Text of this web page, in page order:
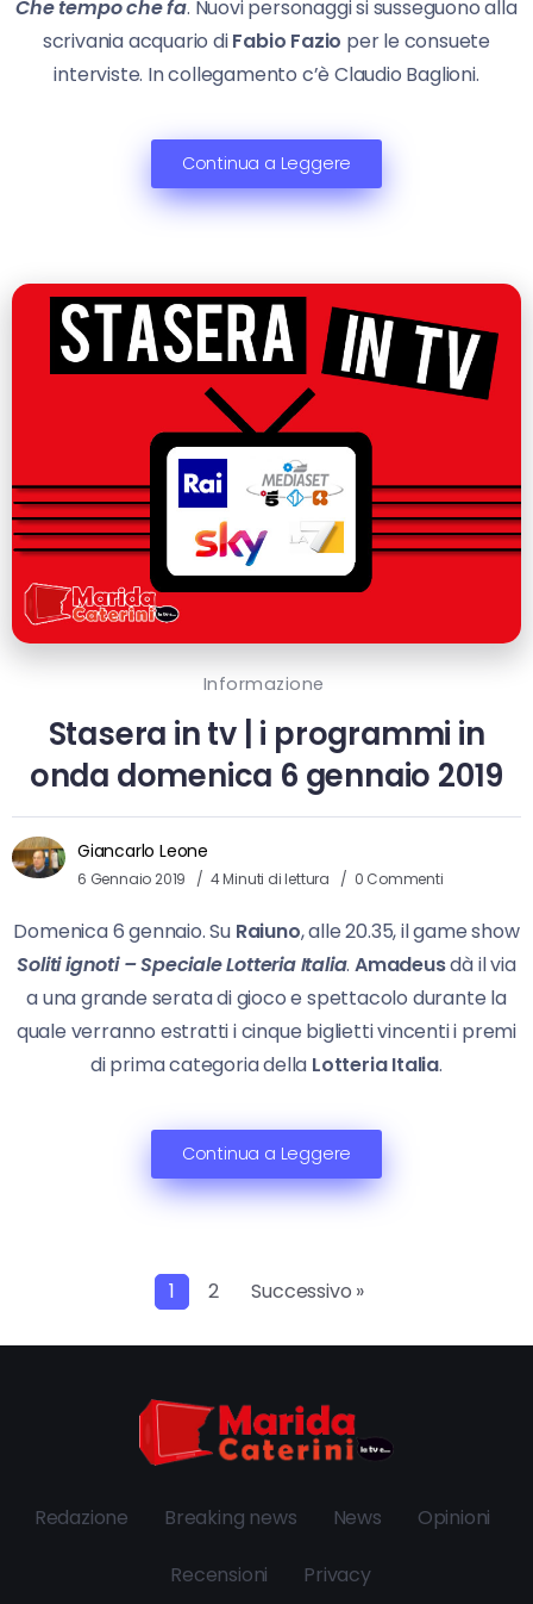
Che tempo che fa. Nuovi personaggi si susseguono alla
scrivania acquario diFabio Fazio per le consuete
interviste. In collegamento c’è Claudio Baglioni.
Continua a Leggere
Informazione
Stasera in tv | i programmi in
onda domenica 6 gennaio 2019
Giancarlo Leone
6 Gennaio 2019 4 Minuti di lettura 0 Commenti
Domenica 6 gennaio. Su Raiuno, alle 20.35, il game show
Soliti ignoti – Speciale Lotteria Italia. Amadeusdà il via
a una grande serata di gioco e spettacolo durante la
quale verranno estratti i cinque biglietti vincenti i premi
di prima categoria della Lotteria Italia.
Continua a Leggere
1 2 Successivo »
Redazione Breaking news News Opinioni
Recensioni Privacy